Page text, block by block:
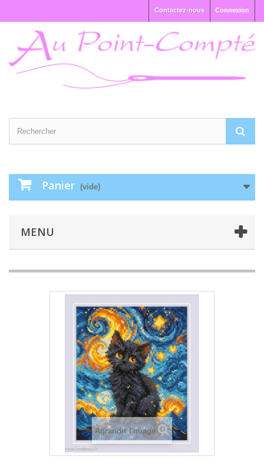
Connexion
Contactez-nous
Panier (vide)
MENU
Agrandir l'image